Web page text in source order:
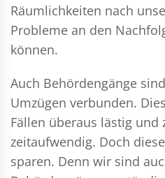
Räumlichkeiten nach
Probleme an den
können.
Auch Behördengänge
Umzügen verbunden.
Fällen überaus lästig und
zeitaufwendig. Doch
sparen. Denn wir sind